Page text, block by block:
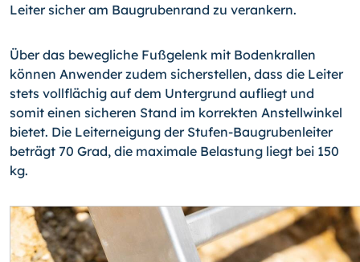
Leiter sicher am Baugrubenrand zu verankern.
Über das bewegliche Fußgelenk mit Bodenkrallen
können Anwender zudem sicherstellen, dass die Leiter
stets vollflächig auf dem Untergrund aufliegt und
somit einen sicheren Stand im korrekten Anstellwinkel
bietet. Die Leiterneigung der Stufen-Bau­gru­ben­leiter
beträgt 70 Grad, die maximale Belastung liegt bei 150
kg.